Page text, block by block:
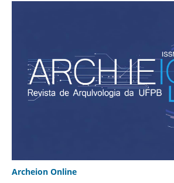
Archeion Online